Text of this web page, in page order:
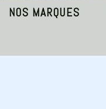
NOS MARQUES